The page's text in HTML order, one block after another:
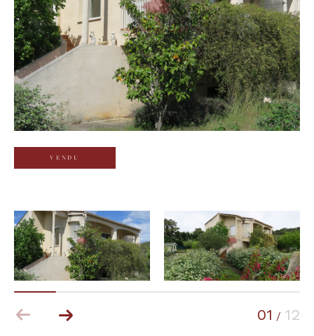
VENDU
01 / 12
Budget
Budget
Surface
Surface
Pièces
Référence
AFFINER LES CRITÈRES
TERRASSE PARKING PISCINE